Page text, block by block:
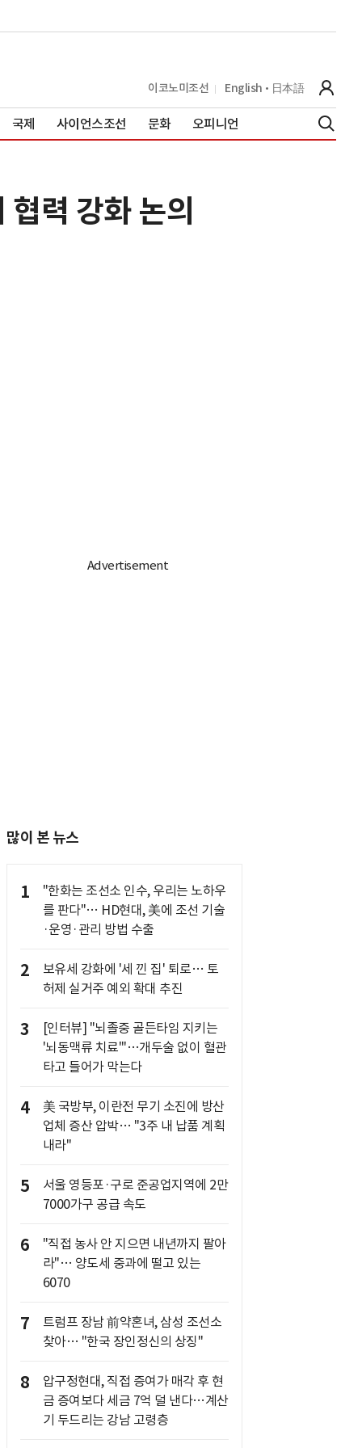
이코노미조선 English 日本語
국제 사이언스조선 문화 오피니언
력 강화 논의
많이 본 뉴스
1
"한화는 조선소 인수, 우리는 노하우
를 판다"… HD현대, 美에 조선 기술
·운영·관리 방법 수출
2
보유세 강화에 '세 낀 집' 퇴로… 토
허제 실거주 예외 확대 추진
3
[인터뷰] "뇌졸중 골든타임 지키는
'뇌동맥류 치료'"…개두술 없이 혈관
타고 들어가 막는다
4
美 국방부, 이란전 무기 소진에 방산
업체 증산 압박… "3주 내 납품 계획
내라"
5
서울 영등포·구로 준공업지역에 2만
7000가구 공급 속도
6
"직접 농사 안 지으면 내년까지 팔아
라"… 양도세 중과에 떨고 있는
6070
7
트럼프 장남 前약혼녀, 삼성 조선소
찾아… "한국 장인정신의 상징"
8
압구정현대, 직접 증여가 매각 후 현
금 증여보다 세금 7억 덜 낸다…계산
기 두드리는 강남 고령층